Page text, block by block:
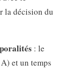
la décision du
: le
et un temps